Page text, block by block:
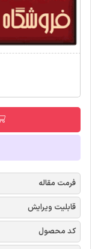
فرمت مقاله
قابلیت ویرایش
کد محصول